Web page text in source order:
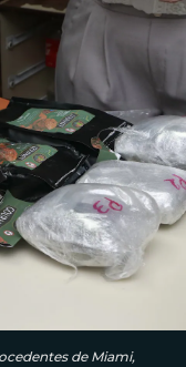
de Miami,